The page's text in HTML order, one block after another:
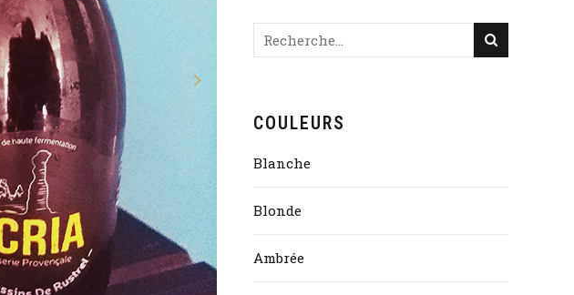
COULEURS
Blanche
Blonde
Ambrée